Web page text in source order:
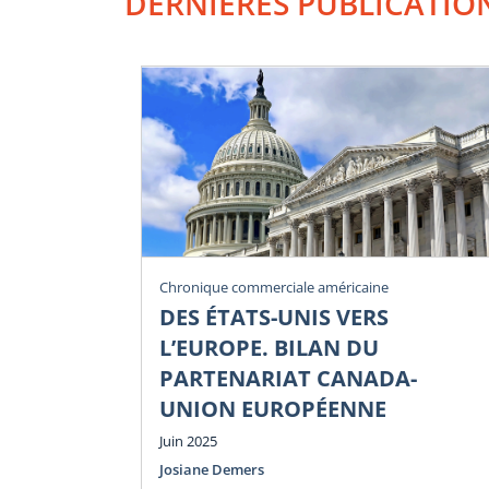
Chronique commerciale américaine
DES ÉTATS-UNIS VERS
L’EUROPE. BILAN DU
PARTENARIAT CANADA-
UNION EUROPÉENNE
Juin 2025
Josiane Demers